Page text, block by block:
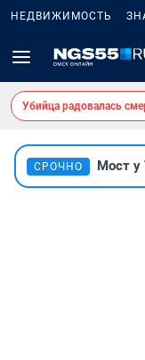
НЕДВИЖИМОСТЬ
Убийца радовалась
СРОЧНО Мост у